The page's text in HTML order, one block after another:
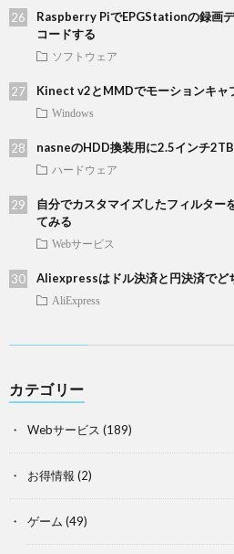
Raspberry PiでEPGStationの録画
コードする
ソフトウェア
Kinect v2とMMDでモーションキャ
Windows
nasneのHDD換装用に2.5インチ
ハードウェア
自分でカスタマイズしたフィルター
てみる
Webサービス
Aliexpressはドル決済と円決済でど
AliExpress
カテゴリー
Webサービス (189)
お得情報 (2)
ゲーム (49)